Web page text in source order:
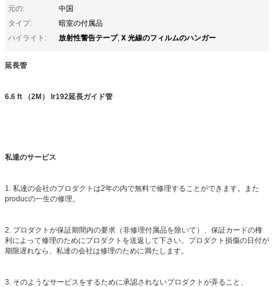
元の:
中国
タイプ:
暗室の付属品
ハイライト:
放射性警告テープ, X 光線のフィルムのハンガー
延長管
6.6 ft （2M） Ir192延長ガイド管
私達のサービス
1. 私達の会社のプロダクトは2年の内で無料で修理することができます。また
producの一生の修理。
2. プロダクトが保証期間内の要求（非修理付属品を除いて）、保証カードの権
利によって修理のためにプロダクトを送返して下さい。プロダクト損傷の日付が
期限遅れなら、私達の会社は修理のために満たします。
3. そのようなサービスをするために承認されないプロダクトが弄ること、